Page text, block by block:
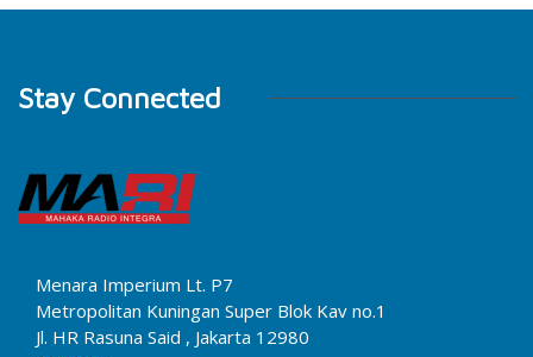
Stay Connected
Menara Imperium Lt. P7
Metropolitan Kuningan Super Blok Kav no.1
Jl. HR Rasuna Said , Jakarta 12980